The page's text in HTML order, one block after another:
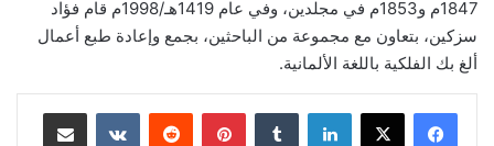
1847م و1853م في مجلدين، وفي عام 1419هـ/1998م قام فؤاد
سزكين، بتعاون مع مجموعة من الباحثين، بجمع وإعادة طبع أعمال
ألغ بك الفلكية باللغة الألمانية.
لينكدإن بينتيريست